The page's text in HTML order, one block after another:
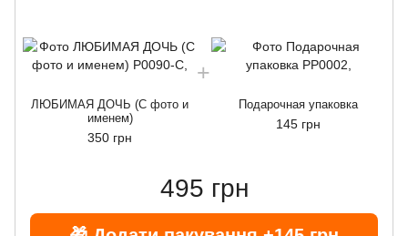
ЛЮБИМАЯ ДОЧЬ (С фото и
именем)
350 грн
Подарочная упаковка
145 грн
495 грн